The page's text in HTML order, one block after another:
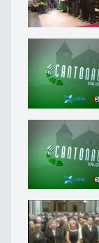
Cérémonie
Cérémonie